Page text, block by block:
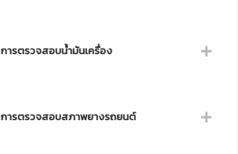
การตรวจสอบน้ำมันเครื่อง
การตรวจสอบสภาพยางรถยนต์